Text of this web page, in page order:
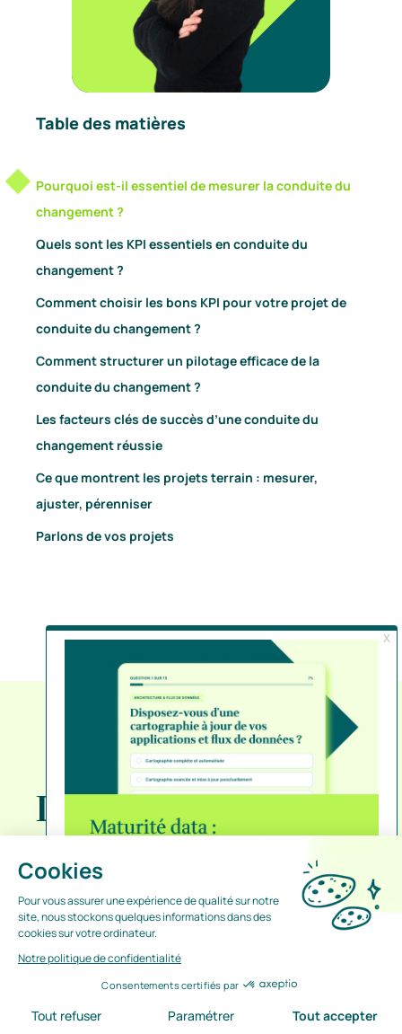
Table des matières
Pourquoi est-il essentiel de mesurer la conduite du
changement ?
Quels sont les KPI essentiels en conduite du
changement ?
Comment choisir les bons KPI pour votre projet de
conduite du changement ?
Comment structurer un pilotage efficace de la
conduite du changement ?
Les facteurs clés de succès d’une conduite du
changement réussie
Ce que montrent les projets terrain : mesurer,
ajuster, pérenniser
Parlons de vos projets
Dans la même
catégorie